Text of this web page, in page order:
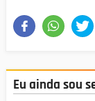
Eu ainda sou